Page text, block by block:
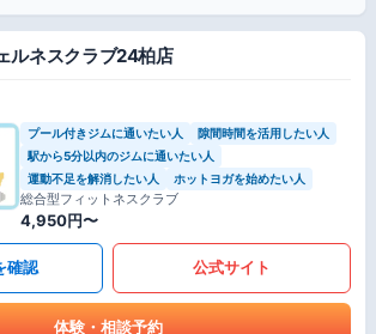
ルネスクラブ24柏店
プール付きジムに通いたい人
隙間時間を活用したい人
駅から5分以内のジムに通いたい人
運動不足を解消したい人
ホットヨガを始めたい人
総合型フィットネスクラブ
4,950円〜
確認 公式サイト
体験・相談予約